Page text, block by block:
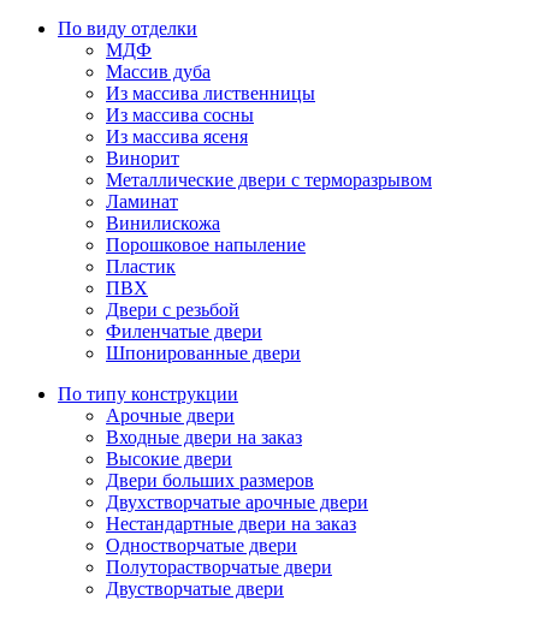
По виду отделки
МДФ
Массив дуба
Из массива лиственницы
Из массива сосны
Из массива ясеня
Винорит
Металлические двери с терморазрывом
Ламинат
Винилискожа
Порошковое напыление
Пластик
ПВХ
Двери с резьбой
Филенчатые двери
Шпонированные двери
По типу конструкции
Арочные двери
Входные двери на заказ
Высокие двери
Двери больших размеров
Двухстворчатые арочные двери
Нестандартные двери на заказ
Одностворчатые двери
Полуторастворчатые двери
Двустворчатые двери